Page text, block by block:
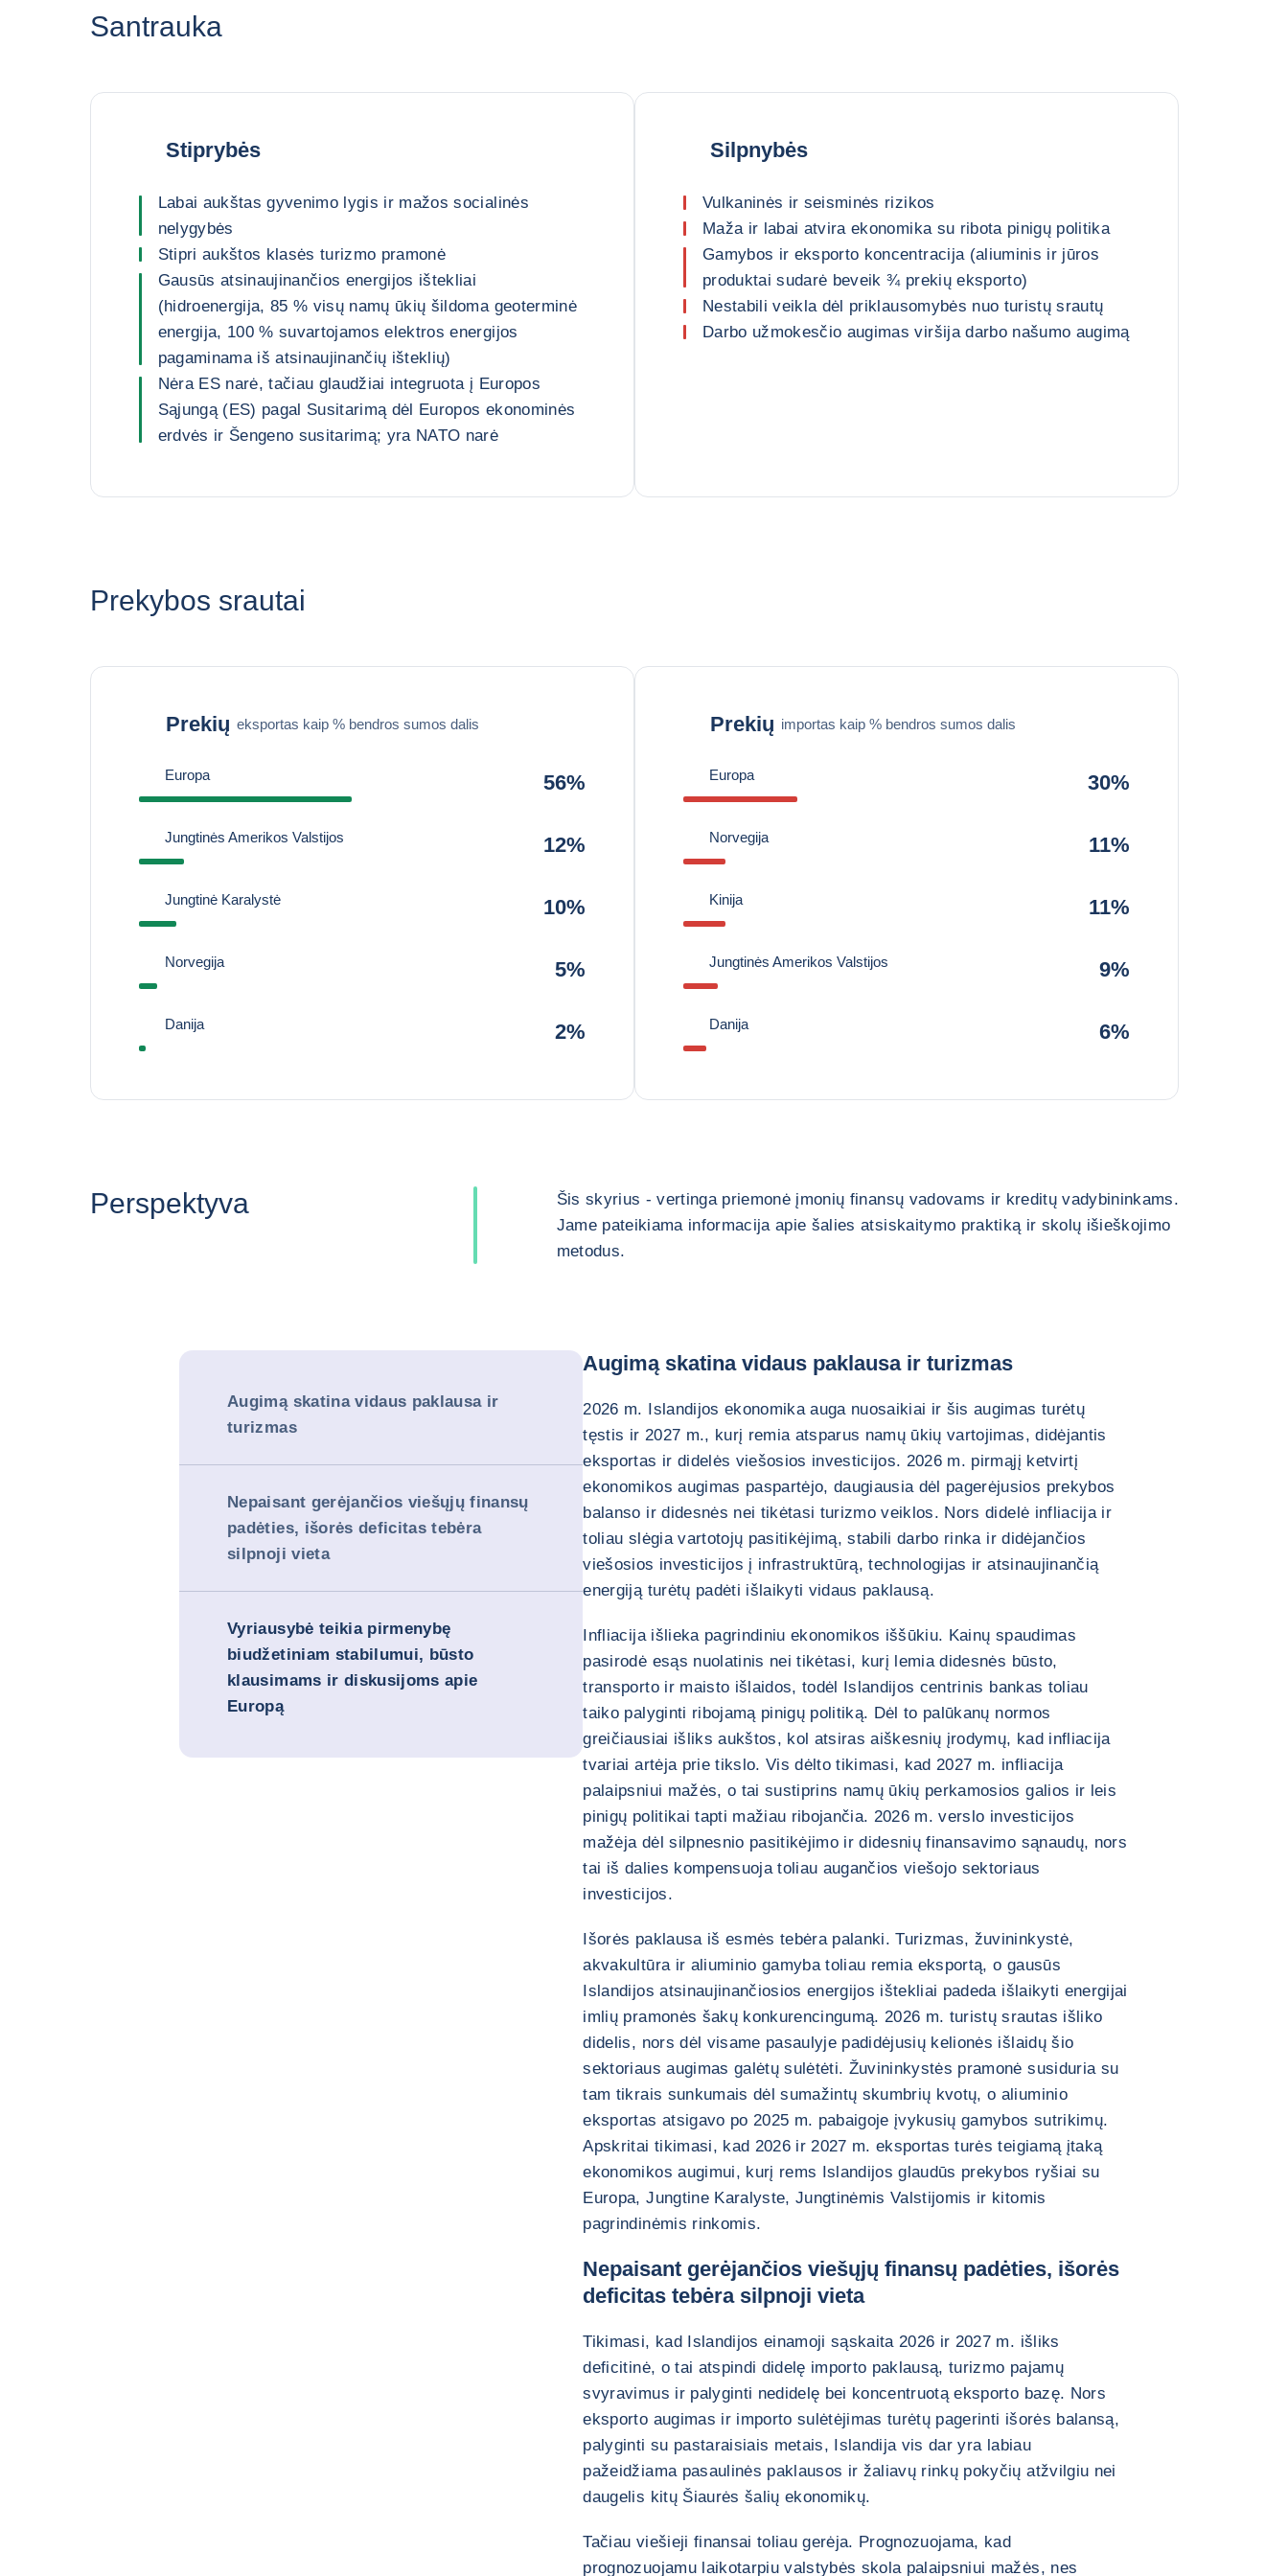
Santrauka
Stiprybės
Labai aukštas gyvenimo lygis ir mažos socialinės
nelygybės
Stipri aukštos klasės turizmo pramonė
Gausūs atsinaujinančios energijos ištekliai
(hidroenergija, 85 % visų namų ūkių šildoma geoterminė
energija, 100 % suvartojamos elektros energijos
pagaminama iš atsinaujinančių išteklių)
Nėra ES narė, tačiau glaudžiai integruota į Europos
Sąjungą (ES) pagal Susitarimą dėl Europos ekonominės
erdvės ir Šengeno susitarimą; yra NATO narė
Silpnybės
Vulkaninės ir seisminės rizikos
Maža ir labai atvira ekonomika su ribota pinigų politika
Gamybos ir eksporto koncentracija (aliuminis ir jūros
produktai sudarė beveik ¾ prekių eksporto)
Nestabili veikla dėl priklausomybės nuo turistų srautų
Darbo užmokesčio augimas viršija darbo našumo augimą
Prekybos srautai
Prekių eksportas kaip % bendros sumos dalis
Europa 56%
Jungtinės Amerikos Valstijos 12%
Jungtinė Karalystė 10%
Norvegija 5%
Danija 2%
Prekių importas kaip % bendros sumos dalis
Europa 30%
Norvegija 11%
Kinija 11%
Jungtinės Amerikos Valstijos 9%
Danija 6%
Perspektyva
Šis skyrius - vertinga priemonė įmonių finansų vadovams ir kreditų vadybininkams.
Jame pateikiama informacija apie šalies atsiskaitymo praktiką ir skolų išieškojimo
metodus.
Augimą skatina vidaus paklausa ir
turizmas
Nepaisant gerėjančios viešųjų finansų
padėties, išorės deficitas tebėra
silpnoji vieta
Vyriausybė teikia pirmenybę
biudžetiniam stabilumui, būsto
klausimams ir diskusijoms apie
Europą
Augimą skatina vidaus paklausa ir turizmas
2026 m. Islandijos ekonomika auga nuosaikiai ir šis augimas turėtų
tęstis ir 2027 m., kurį remia atsparus namų ūkių vartojimas, didėjantis
eksportas ir didelės viešosios investicijos. 2026 m. pirmąjį ketvirtį
ekonomikos augimas paspartėjo, daugiausia dėl pagerėjusios prekybos
balanso ir didesnės nei tikėtasi turizmo veiklos. Nors didelė infliacija ir
toliau slėgia vartotojų pasitikėjimą, stabili darbo rinka ir didėjančios
viešosios investicijos į infrastruktūrą, technologijas ir atsinaujinančią
energiją turėtų padėti išlaikyti vidaus paklausą.
Infliacija išlieka pagrindiniu ekonomikos iššūkiu. Kainų spaudimas
pasirodė esąs nuolatinis nei tikėtasi, kurį lemia didesnės būsto,
transporto ir maisto išlaidos, todėl Islandijos centrinis bankas toliau
taiko palyginti ribojamą pinigų politiką. Dėl to palūkanų normos
greičiausiai išliks aukštos, kol atsiras aiškesnių įrodymų, kad infliacija
tvariai artėja prie tikslo. Vis dėlto tikimasi, kad 2027 m. infliacija
palaipsniui mažės, o tai sustiprins namų ūkių perkamosios galios ir leis
pinigų politikai tapti mažiau ribojančia. 2026 m. verslo investicijos
mažėja dėl silpnesnio pasitikėjimo ir didesnių finansavimo sąnaudų, nors
tai iš dalies kompensuoja toliau augančios viešojo sektoriaus
investicijos.
Išorės paklausa iš esmės tebėra palanki. Turizmas, žuvininkystė,
akvakultūra ir aliuminio gamyba toliau remia eksportą, o gausūs
Islandijos atsinaujinančiosios energijos ištekliai padeda išlaikyti energijai
imlių pramonės šakų konkurencingumą. 2026 m. turistų srautas išliko
didelis, nors dėl visame pasaulyje padidėjusių kelionės išlaidų šio
sektoriaus augimas galėtų sulėtėti. Žuvininkystės pramonė susiduria su
tam tikrais sunkumais dėl sumažintų skumbrių kvotų, o aliuminio
eksportas atsigavo po 2025 m. pabaigoje įvykusių gamybos sutrikimų.
Apskritai tikimasi, kad 2026 ir 2027 m. eksportas turės teigiamą įtaką
ekonomikos augimui, kurį rems Islandijos glaudūs prekybos ryšiai su
Europa, Jungtine Karalyste, Jungtinėmis Valstijomis ir kitomis
pagrindinėmis rinkomis.
Nepaisant gerėjančios viešųjų finansų padėties, išorės
deficitas tebėra silpnoji vieta
Tikimasi, kad Islandijos einamoji sąskaita 2026 ir 2027 m. išliks
deficitinė, o tai atspindi didelę importo paklausą, turizmo pajamų
svyravimus ir palyginti nedidelę bei koncentruotą eksporto bazę. Nors
eksporto augimas ir importo sulėtėjimas turėtų pagerinti išorės balansą,
palyginti su pastaraisiais metais, Islandija vis dar yra labiau
pažeidžiama pasaulinės paklausos ir žaliavų rinkų pokyčių atžvilgiu nei
daugelis kitų Šiaurės šalių ekonomikų.
Tačiau viešieji finansai toliau gerėja. Prognozuojama, kad
prognozuojamu laikotarpiu valstybės skola palaipsniui mažės, nes